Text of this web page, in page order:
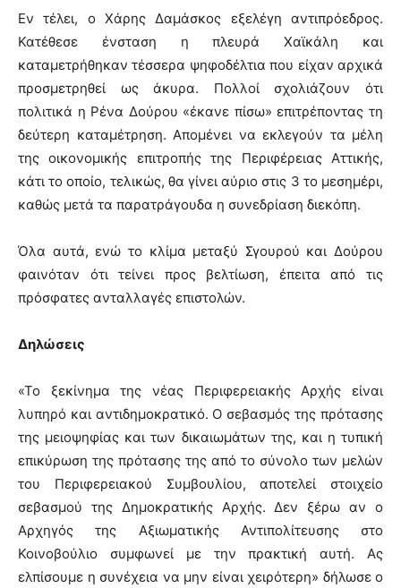
Εν τέλει, ο Χάρης Δαμάσκος εξελέγη αντιπρόεδρος.
Κατέθεσε ένσταση η πλευρά Χαϊκάλη και
καταμετρήθηκαν τέσσερα ψηφοδέλτια που είχαν αρχικά
προσμετρηθεί ως άκυρα. Πολλοί σχολιάζουν ότι
πολιτικά η Ρένα Δούρου «έκανε πίσω» επιτρέποντας τη
δεύτερη καταμέτρηση. Απομένει να εκλεγούν τα μέλη
της οικονομικής επιτροπής της Περιφέρειας Αττικής,
κάτι το οποίο, τελικώς, θα γίνει αύριο στις 3 το μεσημέρι,
καθώς μετά τα παρατράγουδα η συνεδρίαση διεκόπη.
Όλα αυτά, ενώ το κλίμα μεταξύ Σγουρού και Δούρου
φαινόταν ότι τείνει προς βελτίωση, έπειτα από τις
πρόσφατες ανταλλαγές επιστολών.
Δηλώσεις
«Το ξεκίνημα της νέας Περιφερειακής Αρχής είναι
λυπηρό και αντιδημοκρατικό. Ο σεβασμός της πρότασης
της μειοψηφίας και των δικαιωμάτων της, και η τυπική
επικύρωση της πρότασης της από το σύνολο των μελών
του Περιφερειακού Συμβουλίου, αποτελεί στοιχείο
σεβασμού της Δημοκρατικής Αρχής. Δεν ξέρω αν ο
Αρχηγός της Αξιωματικής Αντιπολίτευσης στο
Κοινοβούλιο συμφωνεί με την πρακτική αυτή. Ας
ελπίσουμε η συνέχεια να μην είναι χειρότερη» δήλωσε ο